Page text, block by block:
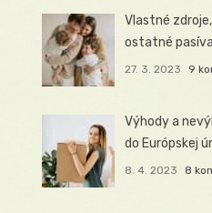
Vlastné
ostatné
27. 3. 2023 9
Výhody a
do Európskej
8. 4. 2023 8